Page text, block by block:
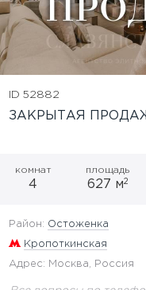
ID 52882
ЗАКРЫТАЯ
комнат
4
площадь
627 м2
Район: Остоженка
Кропоткинская
Адрес: Москва, Россия